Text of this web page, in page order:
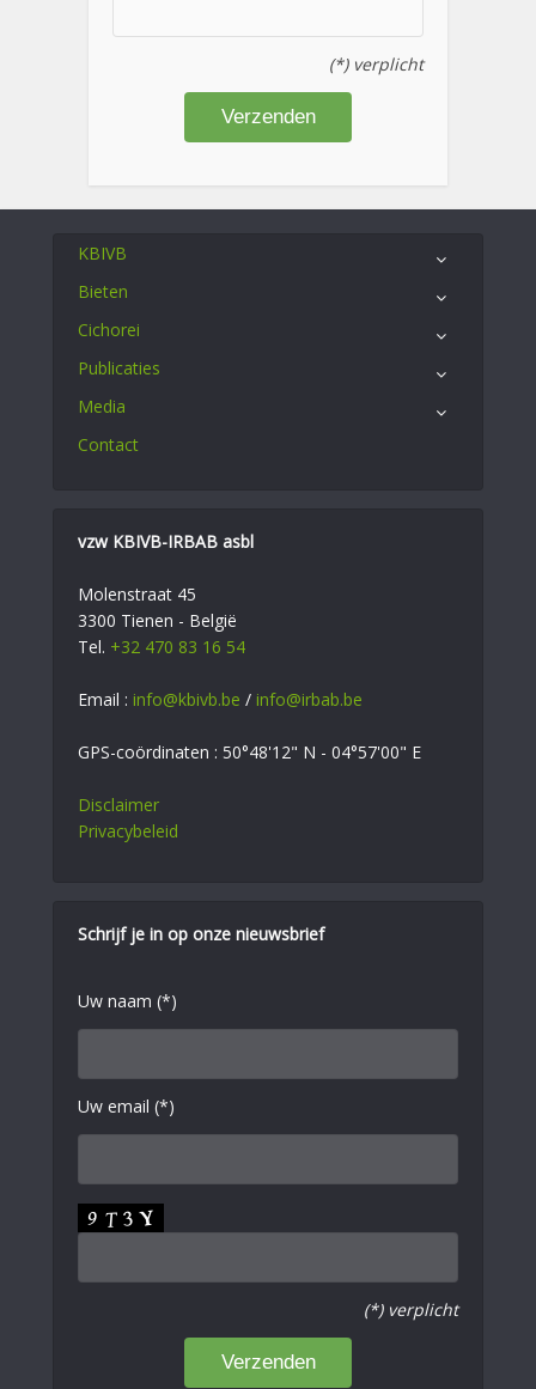
(*) verplicht
KBIVB
Bieten
Cichorei
Publicaties
Media
Contact
vzw KBIVB-IRBAB asbl
Molenstraat 45
3300 Tienen - België
Tel. +32 470 83 16 54
Email : info@kbivb.be / info@irbab.be
GPS-coördinaten : 50°48'12" N - 04°57'00" E
Disclaimer
Privacybeleid
Schrijf je in op onze nieuwsbrief
Uw naam (*)
Uw email (*)
(*) verplicht